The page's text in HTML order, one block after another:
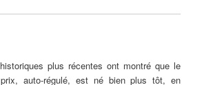
plus récentes ont montré que le
auto-régulé, est né bien plus tôt, en